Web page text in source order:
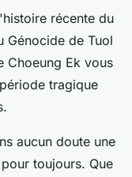
récente du
Génocide de Tuol
Choeung Ek vous
tragique
aucun doute une
toujours. Que